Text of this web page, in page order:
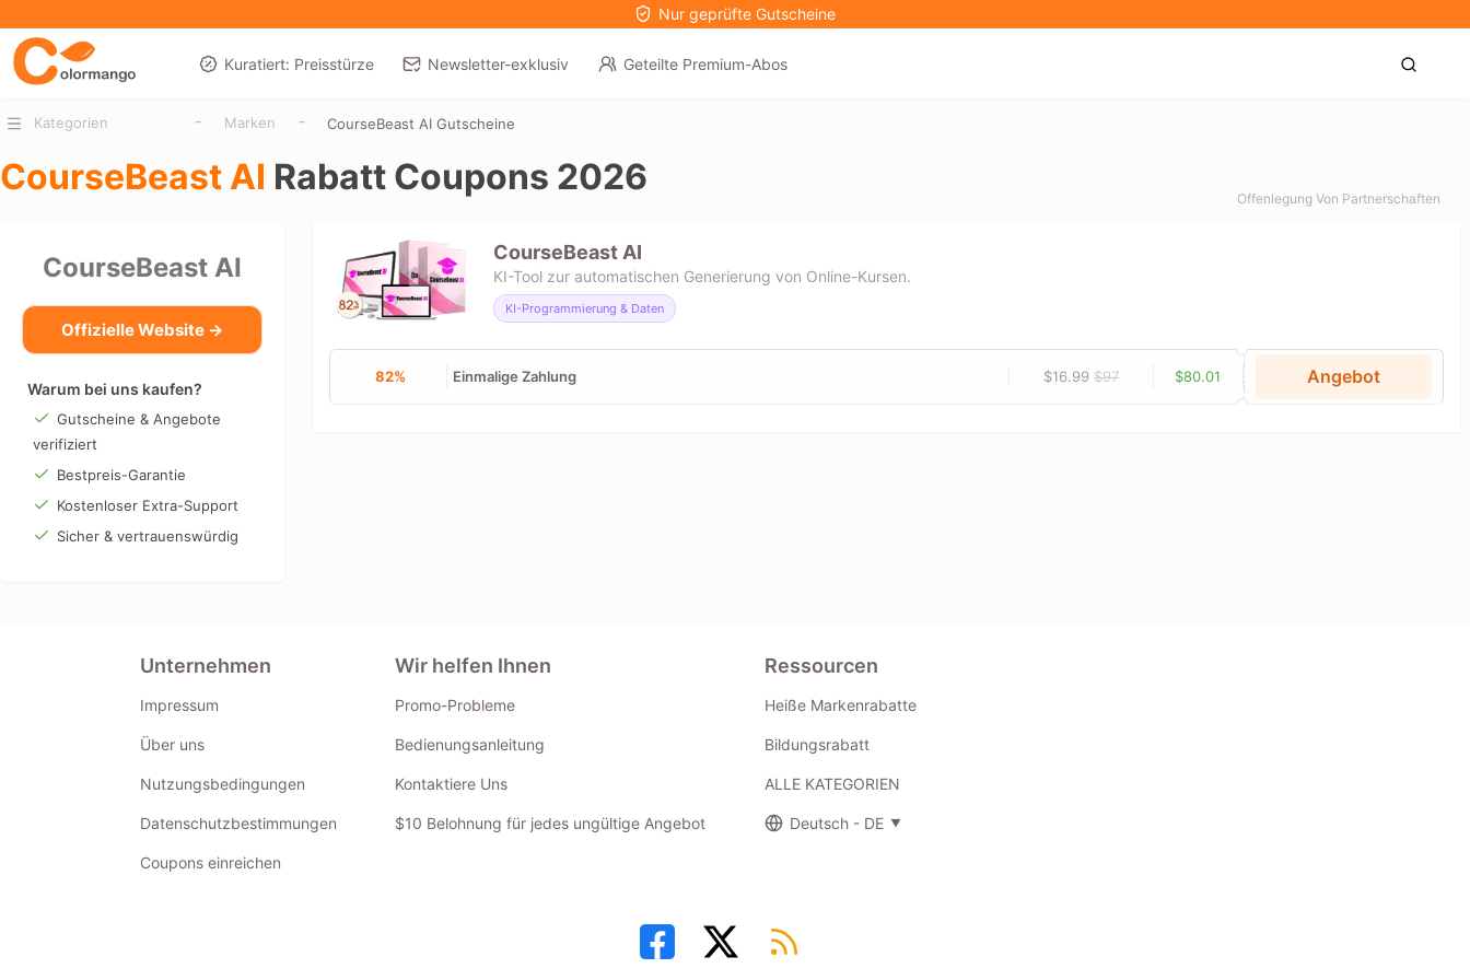
Nur geprüfte Gutscheine
Kuratiert: Preisstürze Newsletter-exklusiv Geteilte Premium-Abos
Kategorien - Marken - CourseBeast AI Gutscheine
CourseBeast AI Rabatt Coupons 2026
Offenlegung Von Partnerschaften
CourseBeast AI
Offizielle Website →
Warum bei uns kaufen?
Gutscheine & Angebote
verifiziert
Bestpreis-Garantie
Kostenloser Extra-Support
Sicher & vertrauenswürdig
CourseBeast AI
KI-Tool zur automatischen Generierung von Online-Kursen.
KI-Programmierung & Daten
82% Einmalige Zahlung $16.99$97 $80.01 Angebot
Unternehmen
Impressum
Über uns
Nutzungsbedingungen
Datenschutzbestimmungen
Coupons einreichen
Wir helfen Ihnen
Promo-Probleme
Bedienungsanleitung
Kontaktiere Uns
$10 Belohnung für jedes ungültige Angebot
Ressourcen
Heiße Markenrabatte
Bildungsrabatt
ALLE KATEGORIEN
Deutsch - DE